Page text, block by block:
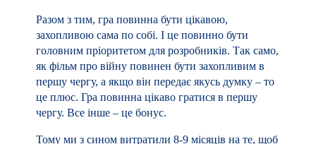
Разом з тим, гра повинна бути цікавою,
захопливою сама по собі. І це повинно бути
головним пріоритетом для розробників. Так само,
як фільм про війну повинен бути захопливим в
першу чергу, а якщо він передає якусь думку – то
це плюс. Гра повинна цікаво гратися в першу
чергу. Все інше – це бонус.
Тому ми з сином витратили 8-9 місяців на те, щоб